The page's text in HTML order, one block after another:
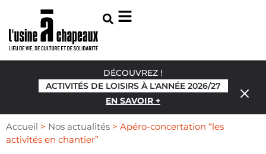
DÉCOUVREZ !
ACTIVITÉS DE LOISIRS À L'ANNÉE 2026/27
EN SAVOIR +
Accueil > Nos actualités > Apéro-concertation “les
activités en chantier”